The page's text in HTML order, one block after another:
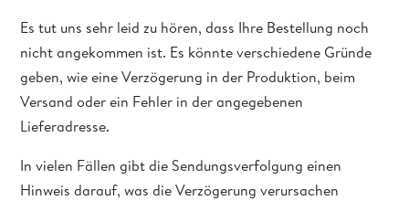
Es tut uns sehr leid zu hören, dass Ihre Bestellung noch
nicht angekommen ist. Es könnte verschiedene Gründe
geben, wie eine Verzögerung in der Produktion, beim
Versand oder ein Fehler in der angegebenen
Lieferadresse.
In vielen Fällen gibt die Sendungsverfolgung einen
Hinweis darauf, was die Verzögerung verursachen